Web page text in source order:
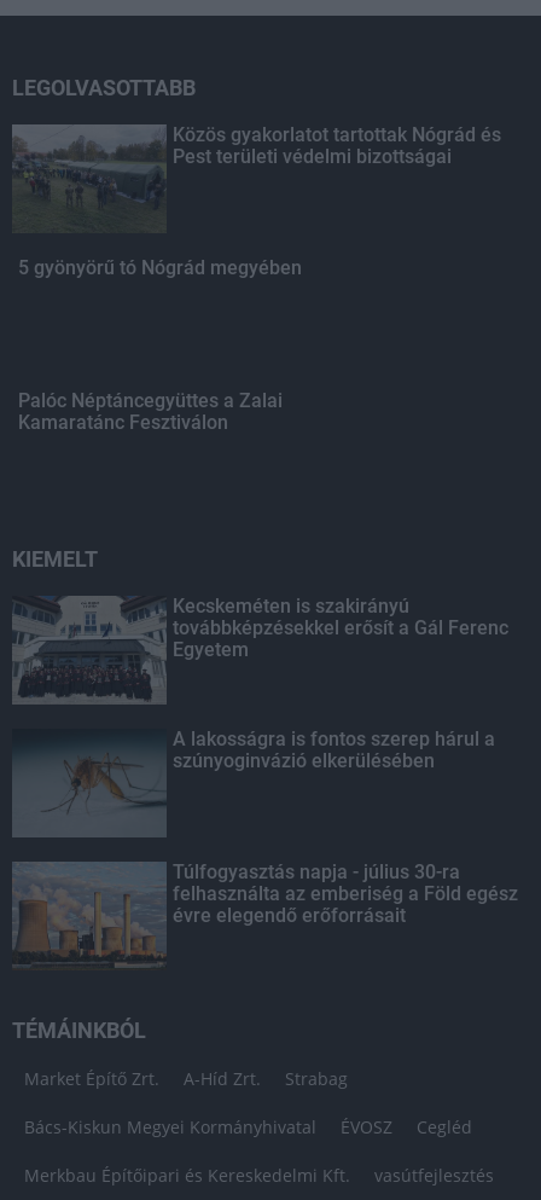
LEGOLVASOTTABB
Közös gyakorlatot tartottak Nógrád és
Pest területi védelmi bizottságai
5 gyönyörű tó Nógrád megyében
Palóc Néptáncegyüttes a Zalai
Kamaratánc Fesztiválon
KIEMELT
Kecskeméten is szakirányú
továbbképzésekkel erősít a Gál Ferenc
Egyetem
A lakosságra is fontos szerep hárul a
szúnyoginvázió elkerülésében
Túlfogyasztás napja - július 30-ra
felhasználta az emberiség a Föld egész
évre elegendő erőforrásait
TÉMÁINKBÓL
Market Építő Zrt. A-Híd Zrt. Strabag
Bács-Kiskun Megyei Kormányhivatal ÉVOSZ Cegléd
Merkbau Építőipari és Kereskedelmi Kft. vasútfejlesztés